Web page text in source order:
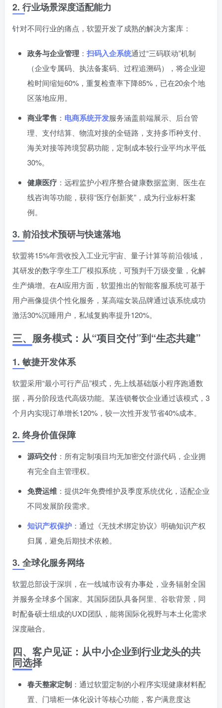
2. 行业场景深度适配能力
针对不同行业的痛点，软盟开发了成熟的解决方案库：
政务与企业管理 ： 扫码入企系统通过“三码联动”机制
（企业专属码、执法备案码、过程追溯码），将企业迎
检时间缩短60%，重复检查率下降85%，已在20余个地
区落地应用。
商业零售 ： 电商系统开发服务涵盖前端展示、后台管
理、支付结算、物流对接的全链路，支持多币种支付、
海关对接等跨境贸易功能，定制成本较行业平均水平低
30%。
健康医疗 ：远程监护小程序整合健康数据监测、医生在
线咨询等功能，获得“医疗创新奖”，成为行业标杆案
例。
3. 前沿技术预研与快速落地
软盟将15%年营收投入工业元宇宙、量子计算等前沿领域，
其研发的数字孪生工厂模拟系统，可预判千万级变量，化解
生产熵增。在AI应用方面，软盟推出的智能客服系统可基于
用户画像提供个性化服务，某高端女装品牌通过该系统成功
激活30%沉睡用户，私域复购率提升120%。
三、服务模式：从“项目交付”到“生态共建”
1. 敏捷开发体系
软盟采用“最小可行产品”模式，先上线基础版小程序跑通数
据，再分阶段迭代高级功能。某连锁餐饮企业通过该模式，3
个月内实现订单增长120%，较一次性开发节省40%成本。
2. 终身价值保障
源码交付：所有定制项目均无加密交付源代码，企业拥
有完全自主管理权。
免费运维 ：提供2年免费维护及季度系统优化，适配企业
不同发展阶段需求。
知识产权保护 ：通过《无技术绑定协议》明确知识产权
归属，避免后期技术依赖。
3. 全球化服务网络
软盟总部设于深圳，在一线城市设有办事处，业务辐射全国
并服务全球多个国家。其国际团队具备阿里、谷歌背景，同
时配备硕士组成的UXD团队，能将国际化视野与本土化需求
深度融合。
四、客户见证：从中小企业到行业龙头的共
同选择
春天整家定制 ：通过软盟定制的小程序实现健康材料配
置、门墙柜一体化设计等核心功能，客户满意度达